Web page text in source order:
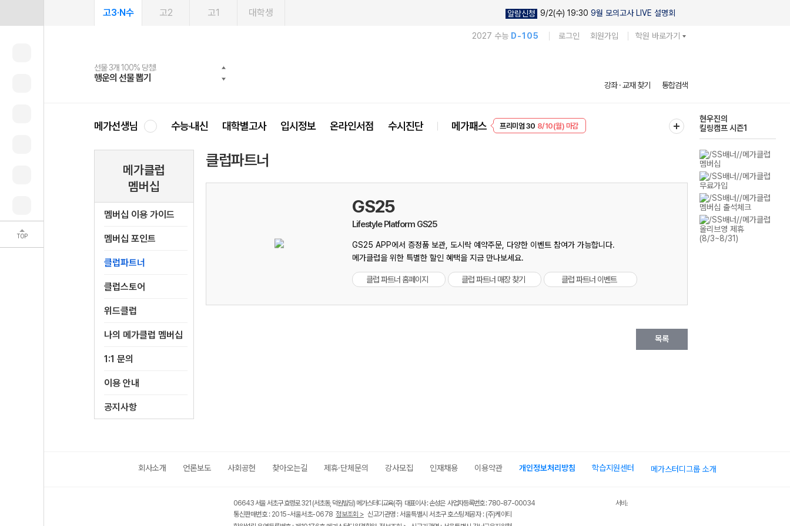
TOP
고3·N수 고2 고1 대학생 알람신청 9/2(수) 19:30 9월 모의고사 LIVE 설명회
2027 수능 D-105 로그인 회원가입 학원 바로가기
선물 3개 100% 당첨!
행운의 선물 뽑기
선물 100% 증정!
메가스터디 X 올리브
여름방학 스터디 캐시백
메가런 썸머스쿨
2027 러셀 단과
강사 공개선발
스마트러닝앱
설문 EVENT
메가패스
3일 무료 체험권
메가패스 수강생 무료혜택!
메가클럽 멤버십
사회공헌 캠페인
희망이룸 메가나눔
강좌 · 교재 찾기 통합검색
메가선생님 수능·내신 대학별고사 입시정보 온라인서점 수시진단 메가패스
프리미엄 30 8/10(월) 마감
현우진의
킬링캠프 시즌1
메가클럽
멤버십
멤버십 이용 가이드
멤버십 포인트
클럽파트너
클럽스토어
위드클럽
나의 메가클럽 멤버십
1:1 문의
이용 안내
공지사항
클럽파트너
GS25
Lifestyle Platform GS25
GS25 APP에서 증정품 보관, 도시락 예약주문, 다양한 이벤트 참여가 가능합니다.
메가클럽을 위한 특별한 할인 혜택을 지금 만나보세요.
클럽 파트너 홈페이지 클럽 파트너 매장 찾기 클럽 파트너 이벤트
목록
회사소개 언론보도 사회공헌 찾아오는길 제휴·단체문의 강사모집 인재채용 이용약관 개인정보처리방침 학습지원센터 메가스터디그룹 소개
06643 서울 서초구 효령로 321 (서초동, 덕원빌딩) 메가스터디교육(주) 대표이사 : 손성은 사업자등록번호 : 780-87-00034
통신판매번호 : 2015-서울서초-0678 정보조회 > 신고기관명 : 서울특별시 서초구 호스팅제공자 : (주)케이티
서비스 가입사실 확인